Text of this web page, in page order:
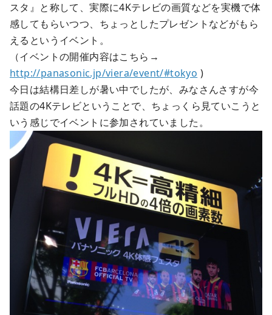
スタ』と称して、実際に4Kテレビの画質などを実機で体
感してもらいつつ、ちょっとしたプレゼントなどがもら
えるというイベント。
（イベントの開催内容はこちら→
http://panasonic.jp/viera/event/#tokyo )
今日は結構日差しが暑い中でしたが、みなさんさすが今
話題の4Kテレビということで、ちょっくら見ていこうと
いう感じでイベントに参加されていました。